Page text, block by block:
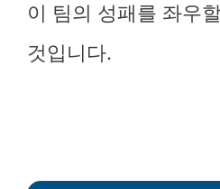
이 팀의 성패를 좌우
것입니다.